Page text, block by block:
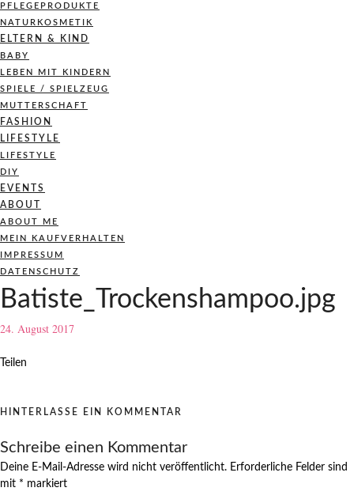
PFLEGEPRODUKTE
NATURKOSMETIK
ELTERN & KIND
BABY
LEBEN MIT KINDERN
SPIELE / SPIELZEUG
MUTTERSCHAFT
FASHION
LIFESTYLE
LIFESTYLE
DIY
EVENTS
ABOUT
ABOUT ME
MEIN KAUFVERHALTEN
IMPRESSUM
DATENSCHUTZ
Batiste_Trockenshampoo.jpg
24. August 2017
Teilen
HINTERLASSE EIN KOMMENTAR
Schreibe einen Kommentar
Deine E-Mail-Adresse wird nicht veröffentlicht. Erforderliche Felder sind
mit * markiert